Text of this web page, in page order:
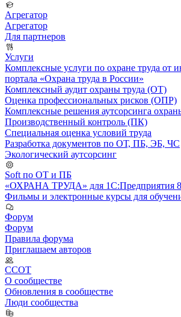
Агрегатор
Агрегатор
Для партнеров
Услуги
Комплексные услуги по охране труда от
портала «Охрана труда в России»
Комплексный аудит охраны труда (ОТ)
Оценка профессиональных рисков (ОПР)
Комплексные решения аутсорсинга
Производственный контроль (ПК)
Специальная оценка условий труда
Разработка документов по ОТ, ПБ, ЭБ, ЧС
Экологический аутсорсинг
Soft по ОТ и ПБ
«ОХРАНА ТРУДА» для 1С:Предприятия 8
Фильмы и электронные курсы для
Форум
Форум
Правила форума
Приглашаем авторов
ССОТ
О сообществе
Обновления в сообществе
Люди сообщества